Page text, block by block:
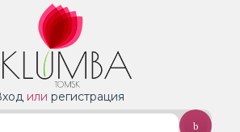
или регистрация